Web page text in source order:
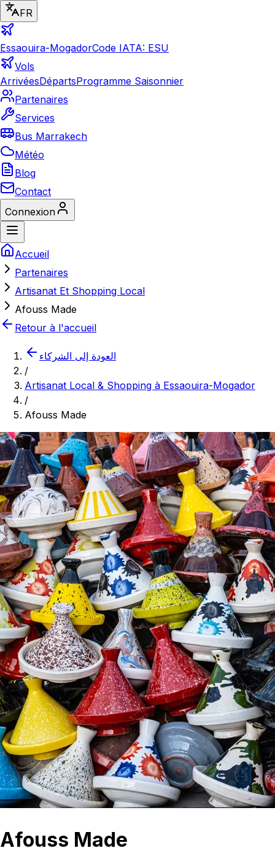
FR
Essaouira-MogadorCode IATA: ESU
Vols
ArrivéesDépartsProgramme Saisonnier
Partenaires
Services
Bus Marrakech
Météo
Blog
Contact
Connexion
Accueil
Partenaires
Artisanat Et Shopping Local
Afouss Made
Retour à l'accueil
العودة إلى الشركاء
/
Artisanat Local & Shopping à Essaouira-Mogador
/
Afouss Made
Afouss Made